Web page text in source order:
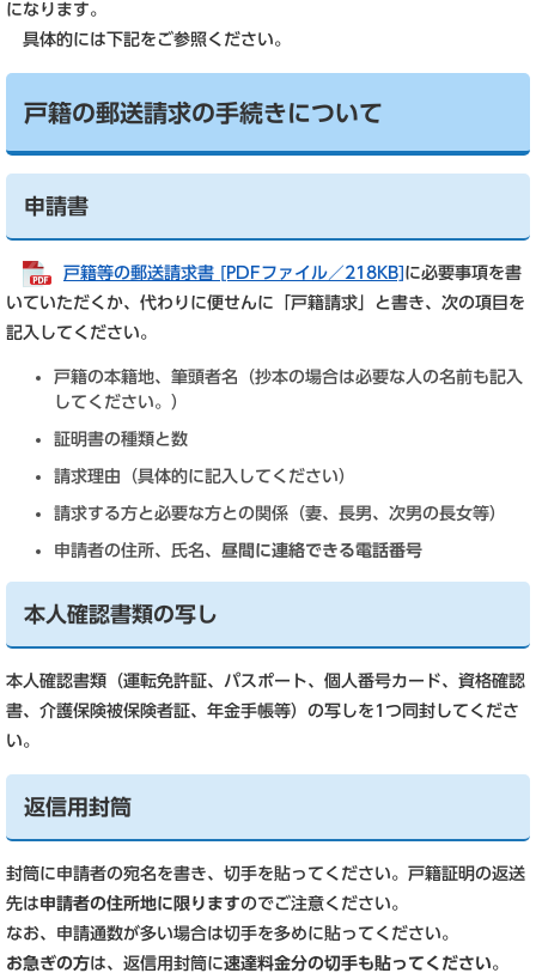
になります。
具体的には下記をご参照ください。
戸籍の郵送請求の手続きについて
申請書
戸籍等の郵送請求書 [PDFファイル／218KB] に必要事項を書
いていただくか、代わりに便せんに「戸籍請求」と書き、次の項目を
記入してください。
戸籍の本籍地、筆頭者名（抄本の場合は必要な人の名前も記入
してください。）
証明書の種類と数
請求理由（具体的に記入してください）
請求する方と必要な方との関係（妻、長男、次男の長女等）
申請者の住所、氏名、 昼間に連絡できる電話番号
本人確認書類の写し
本人確認書類（運転免許証、パスポート、個人番号カード、資格確認
書、介護保険被保険者証、年金手帳等）の写しを1つ同封してくださ
い。
返信用封筒
封筒に申請者の宛名を書き、切手を貼ってください。戸籍証明の返送
先は申請者の住所地に限りますのでご注意ください。
なお、申請通数が多い場合は切手を多めに貼ってください。
お急ぎの方は、返信用封筒に速達料金分の切手も貼ってください。